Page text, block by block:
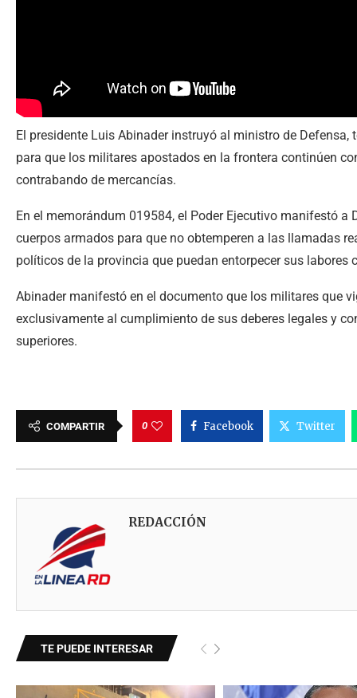
El presidente Luis Abinader instruyó al ministro de
para que los militares apostados en la frontera continúen
contrabando de mercancías.
En el memorándum 019584, el Poder Ejecutivo manifestó
cuerpos armados para que no obtemperen a las llamadas
políticos de la provincia que puedan entorpecer sus labores
Abinader manifestó en el documento que los militares que
exclusivamente al cumplimiento de sus deberes legales y
superiores.
COMPARTIR 0 Facebook Twitter
REDACCIÓN
TE PUEDE INTERESAR